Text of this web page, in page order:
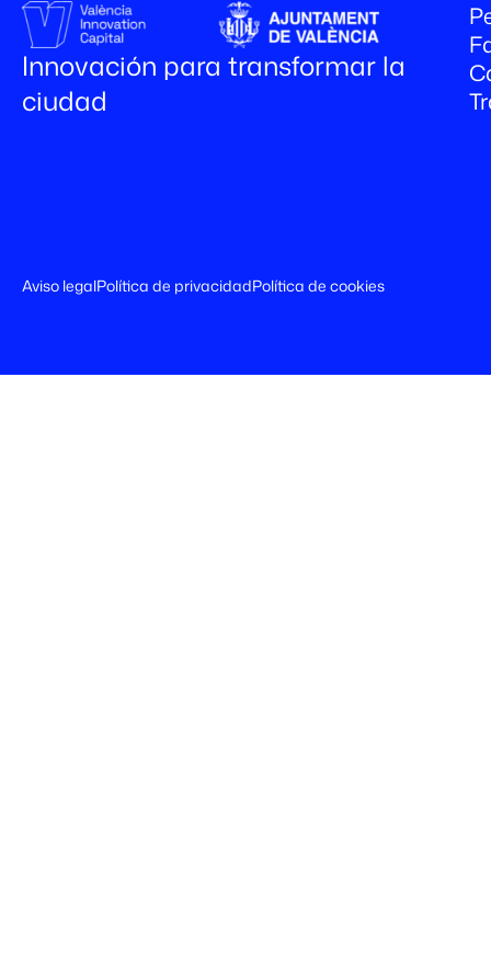
Innovación para transformar la
ciudad
Aviso legalPolítica de privacidadPolítica de cookies